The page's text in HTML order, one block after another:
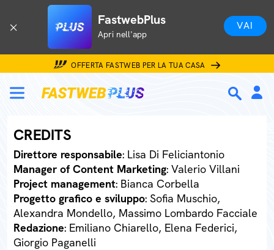
FastwebPlus
Apri nell'app
VAI
OFFERTA FASTWEB PER LA TUA CASA
CREDITS
Direttore responsabile: Lisa Di Feliciantonio
Manager of Content Marketing: Valerio Villani
Project management: Bianca Corbella
Progetto grafico e sviluppo: Sofia Muschio,
Alexandra Mondello, Massimo Lombardo Facciale
Redazione: Emiliano Chiarello, Elena Federici,
Giorgio Paganelli